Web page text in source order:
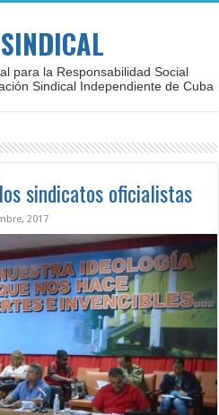
para la Responsabilidad Social
Sindical Independiente de Cuba
sindicatos oficialistas
2017